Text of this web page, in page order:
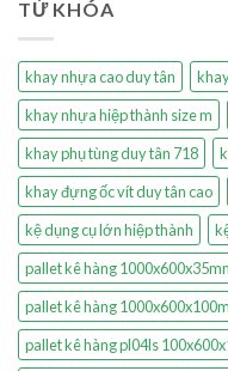
TỪ KHÓA
khay nhựa cao duy tân
khay nhựa hiệp thành size m
khay phụ tùng duy tân 718
khay đựng ốc vít duy tân cao
kệ dụng cụ lớn hiệp thành
pallet kê hàng
pallet kê hàng
pallet kê hàng pl04ls